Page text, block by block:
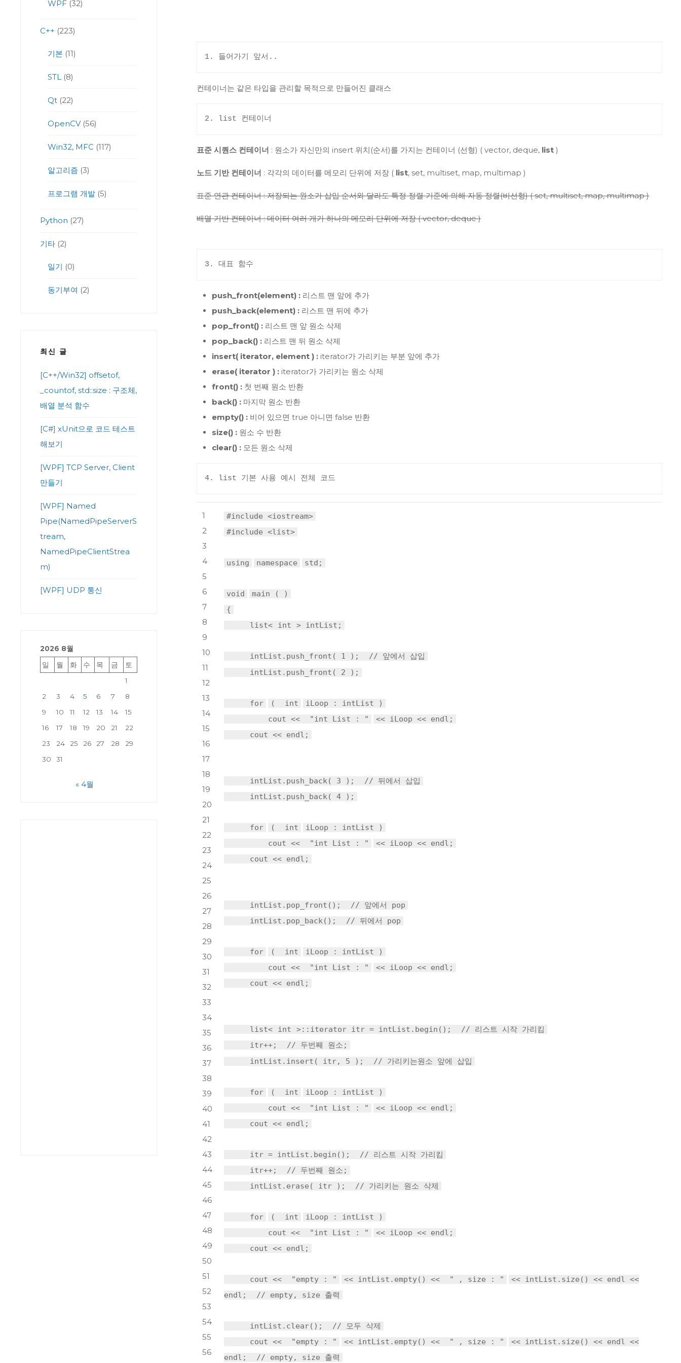
1. 들어가기 앞서..
컨테이너는 같은 타입을 관리할 목적으로 만들어진 클래스
2. list 컨테이너
표준 시퀀스 컨테이너 : 원소가 자신만의 insert 위치(순서)를 가지는 컨테이너 (선형) ( vector, deque, list)
노드 기반 컨테이너 : 각각의 데이터를 메모리 단위에 저장 ( list, set, multiset, map, multimap )
표준 연관 컨테이너 : 저장되는 원소가 삽입 순서와 달라도 특정 정렬 기준에 의해 자동 정렬(비선형) ( set, multiset, map, multimap )
배열 기반 컨테이너 : 데이터 여러 개가 하나의 메모리 단위에 저장 ( vector, deque )
3. 대표 함수
push_front(element) :리스트 맨 앞에 추가
push_back(element) :리스트 맨 뒤에 추가
pop_front() :리스트 맨 앞 원소 삭제
pop_back() :리스트 맨 뒤 원소 삭제
insert( iterator, element ) :iterator가 가리키는 부분 앞에 추가
erase( iterator ) :iterator가 가리키는 원소 삭제
front() : 첫 번째 원소 반환
back() : 마지막 원소 반환
empty() : 비어 있으면 true 아니면 false 반환
size() : 원소 수 반환
clear() :모든 원소 삭제
4. list 기본 사용 예시 전체 코드
1
2
3
4
5
6
7
8
9
10
11
12
13
14
15
16
17
18
19
20
21
22
23
24
25
26
27
28
29
30
31
32
33
34
35
36
37
38
39
40
41
42
43
44
45
46
47
48
49
50
51
52
53
54
55
56
#include <iostream>
#include <list>
using namespace std;
void
main ( )
{
list<
int > intList;
intList.push_front( 1 );
// 앞에서 삽입
intList.push_front( 2 );
for ( int
iLoop : intList )
cout <<
"int List : "
<< iLoop << endl;
cout << endl;
intList.push_back( 3 );
// 뒤에서 삽입
intList.push_back( 4 );
for ( int
iLoop : intList )
cout <<
"int List : "
<< iLoop << endl;
cout << endl;
intList.pop_front();
// 앞에서 pop
intList.pop_back();
// 뒤에서 pop
for ( int
iLoop : intList )
cout <<
"int List : "
<< iLoop << endl;
cout << endl;
list< int >::iterator itr = intList.begin();
// 리스트 시작 가리킴
itr++;
// 두번째 원소;
intList.insert( itr, 5 );
// 가리키는원소 앞에 삽입
for ( int
iLoop : intList )
cout <<
"int List : "
<< iLoop << endl;
cout << endl;
itr = intList.begin();
// 리스트 시작 가리킴
itr++;
// 두번째 원소;
intList.erase( itr );
// 가리키는 원소 삭제
for ( int
iLoop : intList )
cout <<
"int List : "
<< iLoop << endl;
cout << endl;
cout << "empty : " << intList.empty() << " , size : "
<< intList.size() << endl <<
endl;
// empty, size 출력
intList.clear();
// 모두 삭제
cout <<
"empty : " << intList.empty() << " , size : "
<< intList.size() << endl <<
endl;
// empty, size 출력
WPF (32)
C++ (223)
기본 (11)
STL (8)
Qt(22)
OpenCV(56)
Win32, MFC (117)
알고리즘 (3)
프로그램 개발(5)
Python (27)
기타(2)
일기 (0)
동기부여 (2)
최신 글
[C++/Win32] offsetof,
_countof, std::size : 구조체,
배열 분석 함수
[C#] xUnit으로 코드 테스트
해보기
[WPF] TCP Server, Client
만들기
[WPF] Named
Pipe(NamedPipeServerS
tream,
NamedPipeClientStrea
m)
[WPF] UDP 통신
2026 8월
일 월 화 수 목 금
토
1
2
3 4 5 6 7
8
9
10 11 12 13 14
15
16
17 18 19 20 21
22
23
24 25 26 27 28
29
30
31
« 4월